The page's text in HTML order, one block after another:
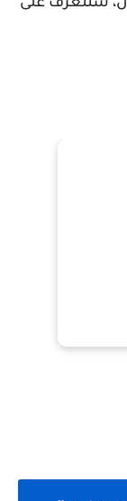
سنتعرف على